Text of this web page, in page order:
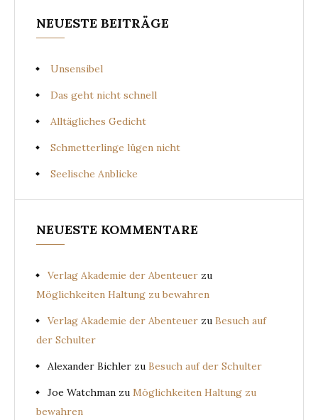
NEUESTE BEITRÄGE
Unsensibel
Das geht nicht schnell
Alltägliches Gedicht
Schmetterlinge lügen nicht
Seelische Anblicke
NEUESTE KOMMENTARE
Verlag Akademie der Abenteuer zu
Möglichkeiten Haltung zu bewahren
Verlag Akademie der Abenteuer zu Besuch auf
der Schulter
Alexander Bichler zu Besuch auf der Schulter
Joe Watchman zu Möglichkeiten Haltung zu
bewahren